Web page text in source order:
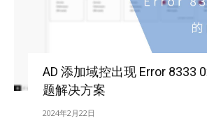
AD 添加域控出现 Error 8333
题解决方案
2024年2月22日